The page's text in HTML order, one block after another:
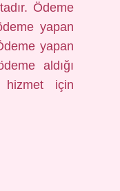
Ödeme
yapan
yapan
aldığı
için